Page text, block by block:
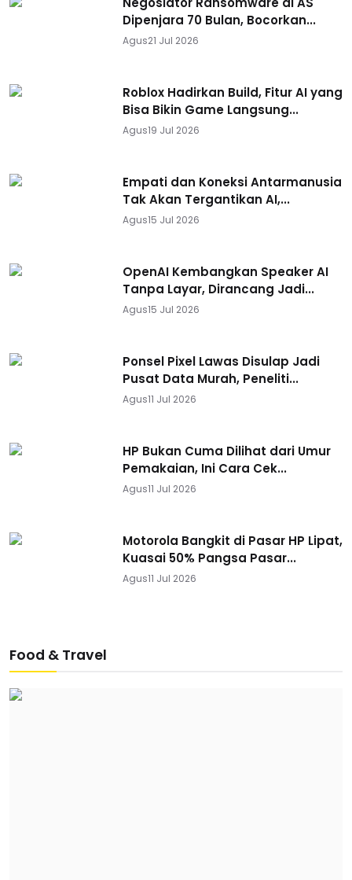
Dipenjara 70 Bulan, Bocorkan...
Agus21 Jul 2026
Roblox Hadirkan Build, Fitur AI yang
Bisa Bikin Game Langsung...
Agus19 Jul 2026
Empati dan Koneksi Antarmanusia
Tak Akan Tergantikan AI,...
Agus15 Jul 2026
OpenAI Kembangkan Speaker AI
Tanpa Layar, Dirancang Jadi...
Agus15 Jul 2026
Ponsel Pixel Lawas Disulap Jadi
Pusat Data Murah, Peneliti...
Agus11 Jul 2026
HP Bukan Cuma Dilihat dari Umur
Pemakaian, Ini Cara Cek...
Agus11 Jul 2026
Motorola Bangkit di Pasar HP Lipat,
Kuasai 50% Pangsa Pasar...
Agus11 Jul 2026
Food & Travel